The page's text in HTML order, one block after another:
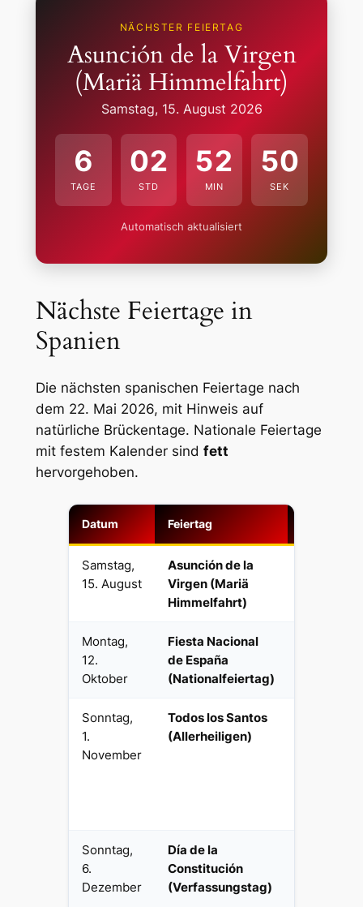
NÄCHSTER FEIERTAG
Asunción de la Virgen
(Mariä Himmelfahrt)
Samstag, 15. August 2026
6
TAGE
02
STD
52
MIN
49
SEK
Automatisch aktualisiert
Nächste Feiertage in
Spanien
Die nächsten spanischen Feiertage nach
dem 22. Mai 2026, mit Hinweis auf
natürliche Brückentage. Nationale Feiertage
mit festem Kalender sind fett
hervorgehoben.
Datum Feiertag
Samstag,
15. August
Asunción de la
Virgen (Mariä
Himmelfahrt)
Montag,
12.
Oktober
Fiesta Nacional
de España
(Nationalfeiertag)
Sonntag,
1.
November
Todos los Santos
(Allerheiligen)
Sonntag,
6.
Dezember
Día de la
Constitución
(Verfassungstag)